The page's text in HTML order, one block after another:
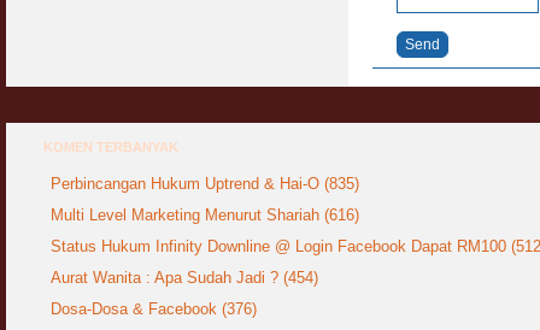
Send
KOMEN TERBANYAK
Perbincangan Hukum Uptrend & Hai-O (835)
Multi Level Marketing Menurut Shariah (616)
Status Hukum Infinity Downline @ Login Facebook Dapat RM100
Aurat Wanita : Apa Sudah Jadi ? (454)
Dosa-Dosa & Facebook (376)